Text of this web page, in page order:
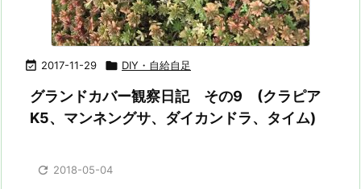
 2017-11-29  DIY・自給自足
グランドカバー観察日記 その9 (クラピア
K5、マンネングサ、ダイカンドラ、タイム)
 2018-05-04